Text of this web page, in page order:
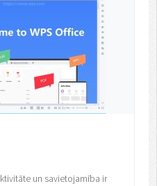
un savietojamība ir